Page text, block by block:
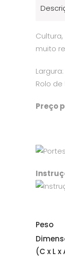
muito
Largura:
Rolo de
Preço
Peso
(C x L x